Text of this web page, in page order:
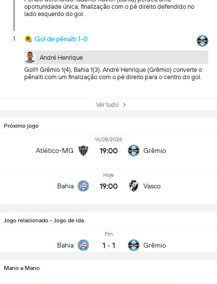
oportunidade única, finalização com o pé direito defendido no
lado esquerdo do gol.
1 Gol de pênalti 1-0
André Henrique
Gol!!! Grêmio 1(4), Bahia 1(3). André Henrique (Grêmio) converte o
pênalti com um finalização com o pé direito para o centro do gol.
Ver tudo
Próximo jogo
Atlético-MG
16/08/2026
19:00 Grêmio
Bahia
Hoje
19:00 Vasco
Jogo relacionado - Jogo de ida
Bahia
Fim
1 - 1 Grêmio
Mano a Mano